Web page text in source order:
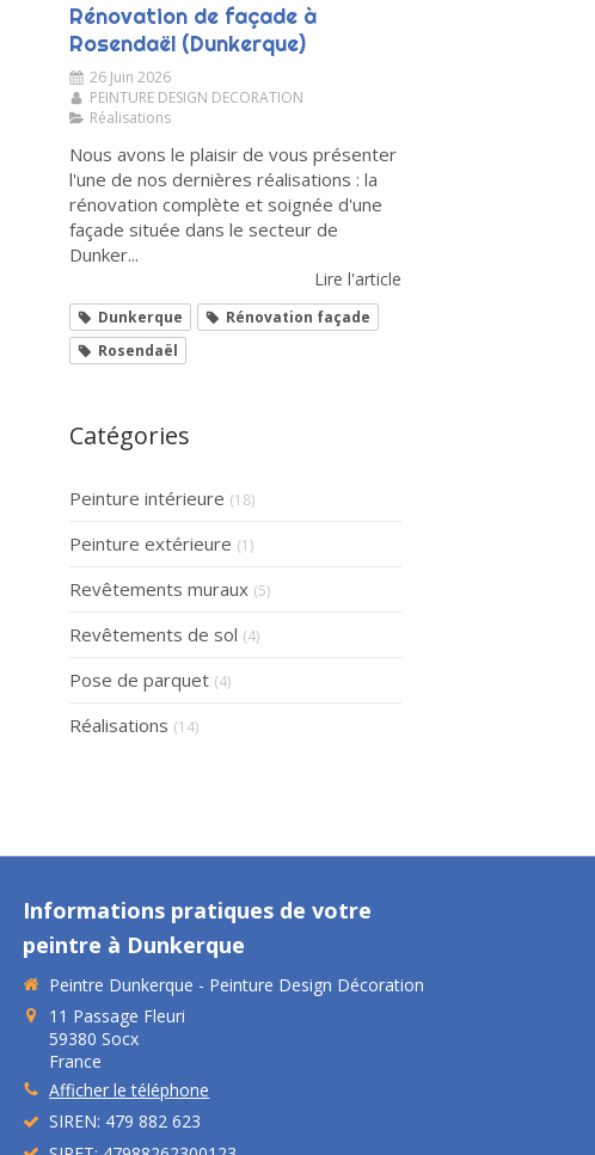
Rénovation de façade à
Rosendaël (Dunkerque)
26 Juin 2026
PEINTURE DESIGN DECORATION
Réalisations
Nous avons le plaisir de vous présenter
l'une de nos dernières réalisations : la
rénovation complète et soignée d'une
façade située dans le secteur de
Dunker...
Lire l'article
Dunkerque
Rénovation façade
Rosendaël
Catégories
Peinture intérieure (18)
Peinture extérieure (1)
Revêtements muraux (5)
Revêtements de sol (4)
Pose de parquet (4)
Réalisations (14)
Informations pratiques de votre
peintre à Dunkerque
Peintre Dunkerque - Peinture Design Décoration
11 Passage Fleuri
59380 Socx
France
Afficher le téléphone
SIREN: 479 882 623